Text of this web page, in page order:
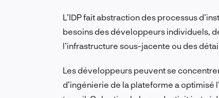
L’IDP fait abstraction des processus
besoins des développeurs individuels,
l’infrastructure sous-jacente ou des
Les développeurs peuvent se
d’ingénierie de la plateforme a optimisé